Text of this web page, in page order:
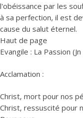
l'obéissance par les
à sa perfection, il est
cause du salut éternel.
Haut de page
Evangile : La Passion
Acclamation :
Christ, mort pour nos
Christ, ressuscité pour